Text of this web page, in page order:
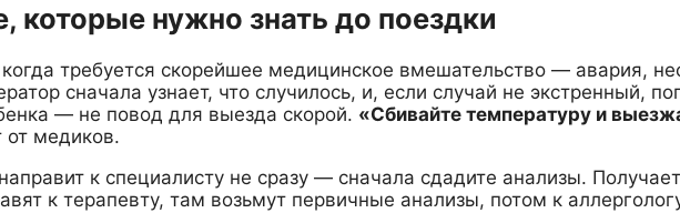
нужно знать до поездки
требуется скорейшее медицинское вмешательство — авария,
сначала узнает, что случилось, и, если случай не экстренный,
— не повод для выезда скорой. «Сбивайте температуру и
медиков.
к специалисту не сразу — сначала сдадите анализы.
к терапевту, там возьмут первичные анализы, потом к